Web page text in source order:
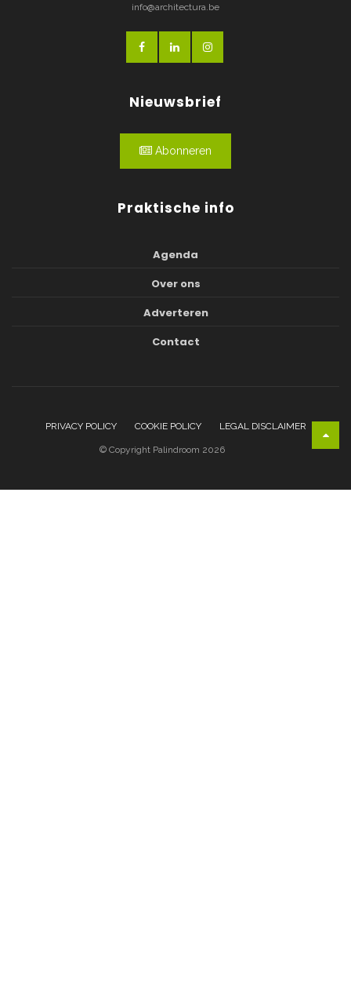
info@architectura.be
Nieuwsbrief
Abonneren
Praktische info
Agenda
Over ons
Adverteren
Contact
PRIVACY POLICY COOKIE POLICY LEGAL DISCLAIMER
© Copyright Palindroom 2026